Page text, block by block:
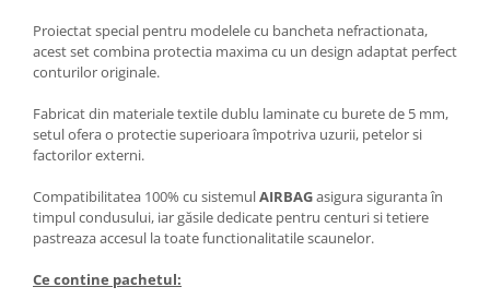
Proiectat special pentru modelele cu bancheta nefractionata,
acest set combina protectia maxima cu un design adaptat perfect
conturilor originale.
Fabricat din materiale textile dublu laminate cu burete de 5 mm,
setul ofera o protectie superioara împotriva uzurii, petelor si
factorilor externi.
Compatibilitatea 100% cu sistemulAIRBAGasigura siguranta în
timpul condusului, iar găsile dedicate pentru centuri si tetiere
pastreaza accesul la toate functionalitatile scaunelor.
Ce contine pachetul: